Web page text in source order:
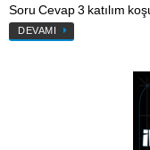
Soru Cevap 3 katılım
DEVAMI